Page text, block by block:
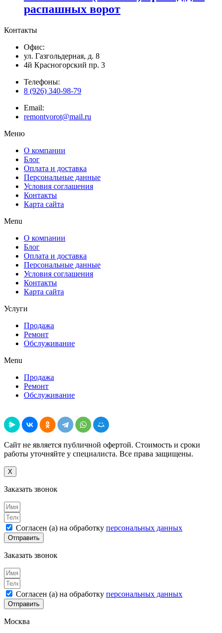
распашных ворот
Контакты
Офис:
ул. Газгольдерная, д. 8
4й Красногорский пр. 3
Телефоны:
8 (926) 340-98-79
Email:
remontvorot@mail.ru
Меню
О компании
Блог
Оплата и доставка
Персональные данные
Условия соглашения
Контакты
Карта сайта
Menu
О компании
Блог
Оплата и доставка
Персональные данные
Условия соглашения
Контакты
Карта сайта
Услуги
Продажа
Ремонт
Обслуживание
Menu
Продажа
Ремонт
Обслуживание
Сайт не является публичной офертой. Стоимость и сроки
работы уточняйте у специалиста. Все права защищены.
X
Заказать звонок
Согласен (а) на обработку персональных данных
Отправить
Заказать звонок
Согласен (а) на обработку персональных данных
Отправить
Москва